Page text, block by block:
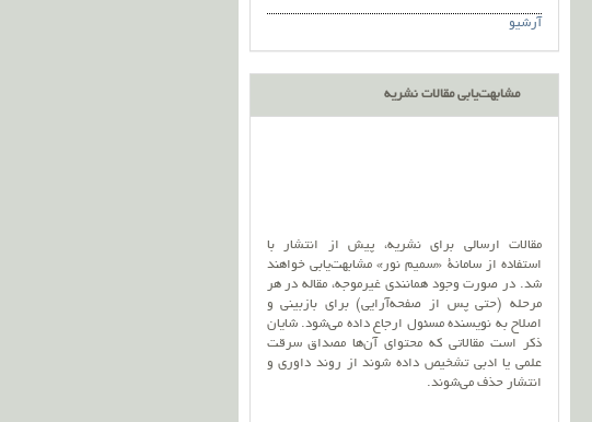
آرشیو
مشابهت‌یابی مقالات نشریه
مقالات ارسالی برای نشریه، پیش از انتشار با
استفاده از سامانۀ «سمیم نور» مشابهت‌یابی خواهند
شد. در صورت وجود همانندی غیرموجه، مقاله در هر
مرحله (حتی پس از صفحه‌آرایی) برای بازبینی و
اصلاح به نویسنده مسئول ارجاع داده می‌شود. شایان
ذکر است مقالاتی که محتوای آن‌ها مصداق سرقت
علمی یا ادبی تشخیص داده شوند از روند داوری و
انتشار حذف می‌شوند.